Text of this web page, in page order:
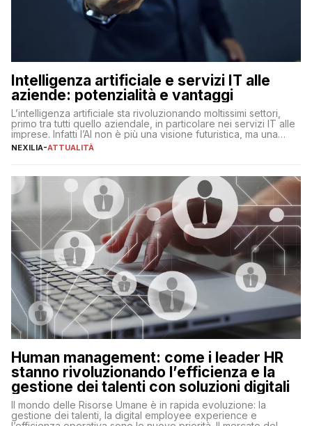
Intelligenza artificiale e servizi IT alle
aziende: potenzialità e vantaggi
L’intelligenza artificiale sta rivoluzionando moltissimi settori,
primo tra tutti quello aziendale, in particolare nei servizi IT alle
imprese. Infatti l’AI non è più una visione futuristica, ma una
realtà operativa che sta portando a un cambio significativo in
operazioni, bensì comporta […]
NEXILIA-ATTUALITÀ
Human management: come i leader HR
stanno rivoluzionando l’efficienza e la
gestione dei talenti con soluzioni digitali
Il mondo delle Risorse Umane è in rapida evoluzione: la
gestione dei talenti, la digital employee experience e